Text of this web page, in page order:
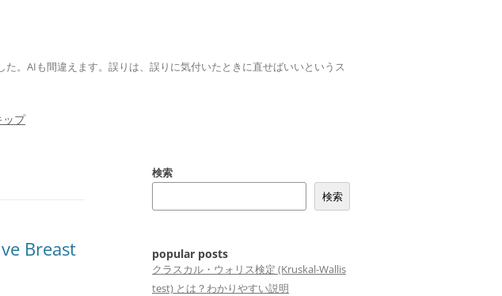
。AIも間違えます。誤りは、誤りに気付いたときに直せばいいというス
ップ
Breast
検索
検索
popular posts
クラスカル・ウォリス検定 (Kruskal-Wallis
test) とは？わかりやすい説明